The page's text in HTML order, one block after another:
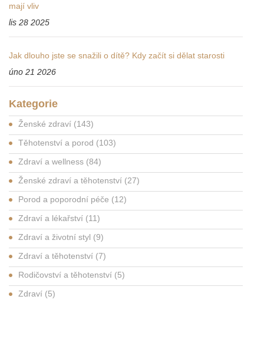
mají vliv
lis 28 2025
Jak dlouho jste se snažili o dítě? Kdy začít si dělat starosti
úno 21 2026
Kategorie
Ženské zdraví (143)
Těhotenství a porod (103)
Zdraví a wellness (84)
Ženské zdraví a těhotenství (27)
Porod a poporodní péče (12)
Zdraví a lékařství (11)
Zdraví a životní styl (9)
Zdraví a těhotenství (7)
Rodičovství a těhotenství (5)
Zdraví (5)